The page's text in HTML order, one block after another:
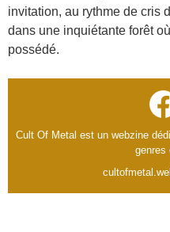
invitation, au rythme de cris
dans une inquiétante forêt
possédé.
Cult Of Metal est un webzine
genres